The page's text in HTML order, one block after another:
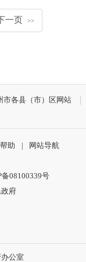
一页 >>
市各县（市）区网站
助 |
网站导航
备08100339号
府
公室